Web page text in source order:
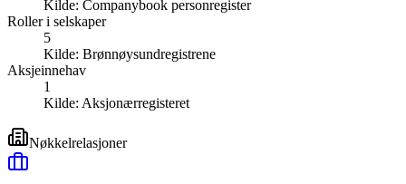
Kilde: Companybook personregister
Roller i selskaper
5
Kilde: Brønnøysundregistrene
Aksjeinnehav
1
Kilde: Aksjonærregisteret
Nøkkelrelasjoner